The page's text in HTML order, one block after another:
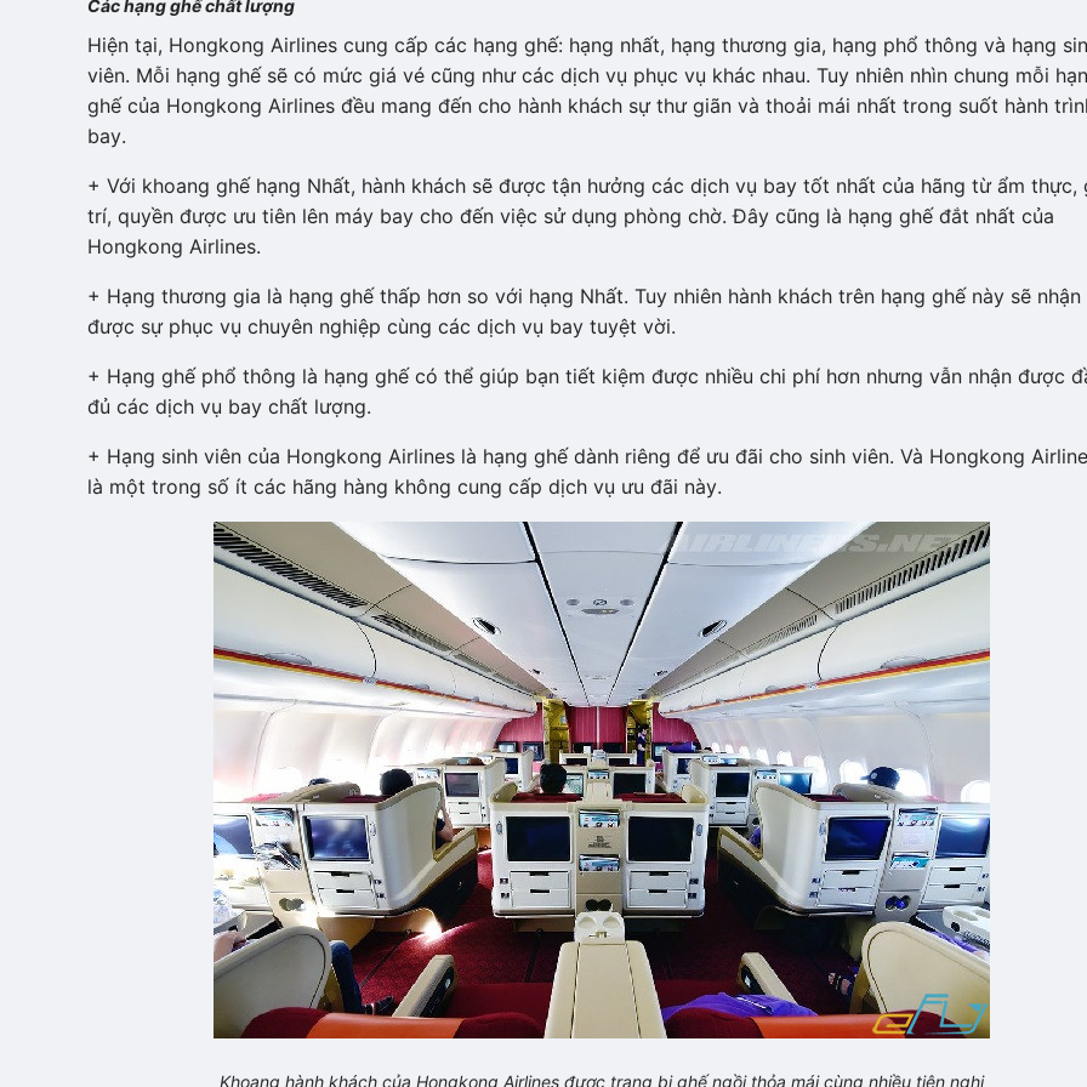
Các hạng ghế chất lượng
Hiện tại, Hongkong Airlines cung cấp các hạng ghế: hạng nhất, hạng thương gia, hạng phổ thông và hạng
viên. Mỗi hạng ghế sẽ có mức giá vé cũng như các dịch vụ phục vụ khác nhau. Tuy nhiên nhìn chung mỗi
ghế của Hongkong Airlines đều mang đến cho hành khách sự thư giãn và thoải mái nhất trong suốt hành
bay.
+ Với khoang ghế hạng Nhất, hành khách sẽ được tận hưởng các dịch vụ bay tốt nhất của hãng từ ẩm thực,
trí, quyền được ưu tiên lên máy bay cho đến việc sử dụng phòng chờ. Đây cũng là hạng ghế đắt nhất của
Hongkong Airlines.
+ Hạng thương gia là hạng ghế thấp hơn so với hạng Nhất. Tuy nhiên hành khách trên hạng ghế này sẽ nhận
được sự phục vụ chuyên nghiệp cùng các dịch vụ bay tuyệt vời.
+ Hạng ghế phổ thông là hạng ghế có thể giúp bạn tiết kiệm được nhiều chi phí hơn nhưng vẫn nhận được
đủ các dịch vụ bay chất lượng.
+ Hạng sinh viên của Hongkong Airlines là hạng ghế dành riêng để ưu đãi cho sinh viên. Và Hongkong
là một trong số ít các hãng hàng không cung cấp dịch vụ ưu đãi này.
Khoang hành khách của Hongkong Airlines được trang bị ghế ngồi thỏa mái cùng nhiều tiện nghi